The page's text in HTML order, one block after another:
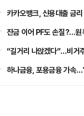
카카오뱅크, 신용대출
잔금 이어 PF도 손질?…원
“길거리 나앉겠다”…비거
하나금융, 포용금융 가속